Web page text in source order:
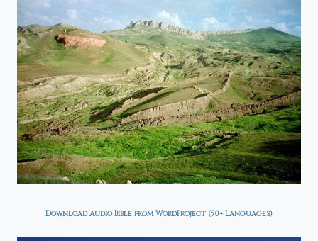
Download Audio Bible from WordProject (50+ Languages)